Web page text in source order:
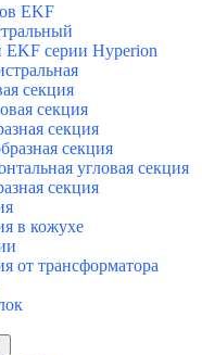
EKF
EKF серии Hyperion
секция
секция
секция
секция
угловая секция
секция
в кожухе
от трансформатора